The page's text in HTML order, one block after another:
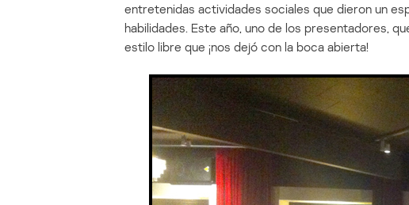
entretenidas actividades sociales que dieron un
habilidades. Este año, uno de los presentadores,
estilo libre que ¡nos dejó con la boca abierta!